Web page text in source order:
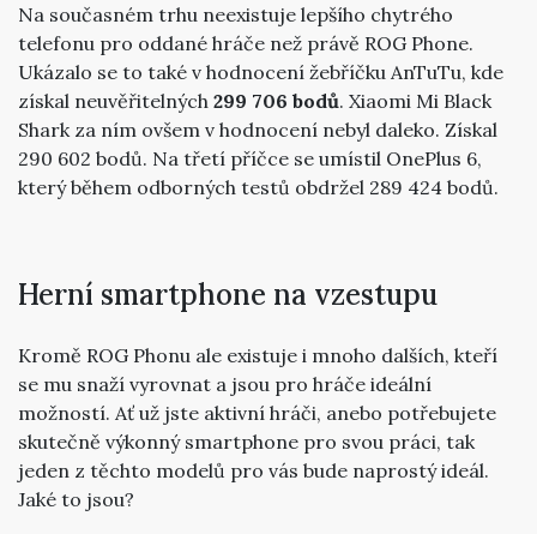
Na současném trhu neexistuje lepšího chytrého
telefonu pro oddané hráče než právě ROG Phone.
Ukázalo se to také v hodnocení žebříčku AnTuTu, kde
získal neuvěřitelných 299 706 bodů. Xiaomi Mi Black
Shark za ním ovšem v hodnocení nebyl daleko. Získal
290 602 bodů. Na třetí příčce se umístil OnePlus 6,
který během odborných testů obdržel 289 424 bodů.
Herní smartphone na vzestupu
Kromě ROG Phonu ale existuje i mnoho dalších, kteří
se mu snaží vyrovnat a jsou pro hráče ideální
možností. Ať už jste aktivní hráči, anebo potřebujete
skutečně výkonný smartphone pro svou práci, tak
jeden z těchto modelů pro vás bude naprostý ideál.
Jaké to jsou?